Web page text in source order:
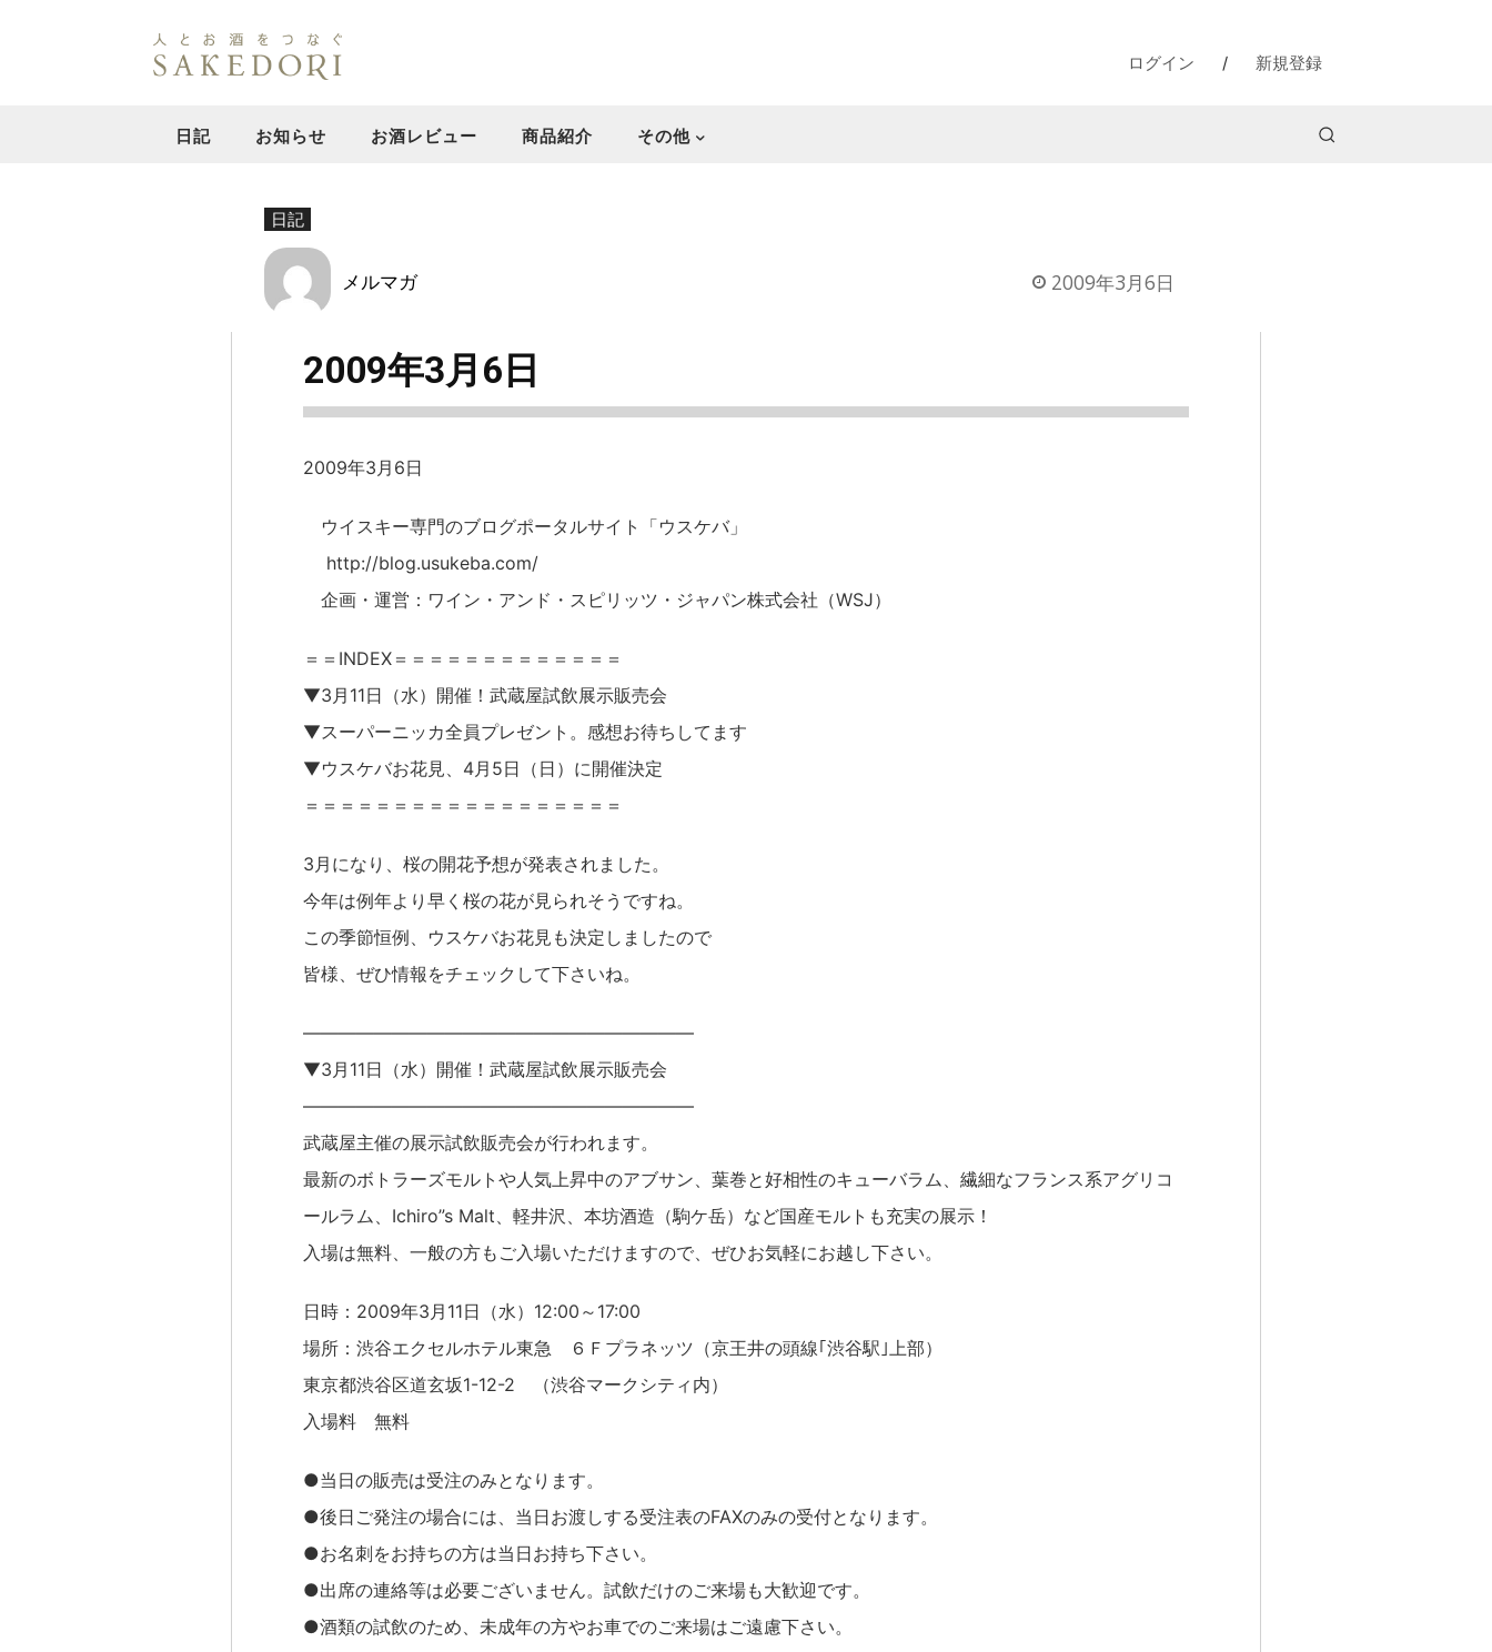
ログイン / 新規登録
日記 お知らせ お酒レビュー 商品紹介 その他
日記
メルマガ 2009年3月6日
2009年3月6日
2009年3月6日
ウイスキー専門のブログポータルサイト「ウスケバ」
http://blog.usukeba.com/
企画・運営：ワイン・アンド・スピリッツ・ジャパン株式会社（WSJ）
＝＝INDEX＝＝＝＝＝＝＝＝＝＝＝＝＝
▼3月11日（水）開催！武蔵屋試飲展示販売会
▼スーパーニッカ全員プレゼント。感想お待ちしてます
▼ウスケバお花見、4月5日（日）に開催決定
＝＝＝＝＝＝＝＝＝＝＝＝＝＝＝＝＝＝
3月になり、桜の開花予想が発表されました。
今年は例年より早く桜の花が見られそうですね。
この季節恒例、ウスケバお花見も決定しましたので
皆様、ぜひ情報をチェックして下さいね。
——————————————————————
▼3月11日（水）開催！武蔵屋試飲展示販売会
——————————————————————
武蔵屋主催の展示試飲販売会が行われます。
最新のボトラーズモルトや人気上昇中のアブサン、葉巻と好相性のキューバラム、繊細なフランス系アグリコ
ールラム、Ichiro”s Malt、軽井沢、本坊酒造（駒ケ岳）など国産モルトも充実の展示！
入場は無料、一般の方もご入場いただけますので、ぜひお気軽にお越し下さい。
日時：2009年3月11日（水）12:00～17:00
場所：渋谷エクセルホテル東急 ６Ｆプラネッツ（京王井の頭線｢渋谷駅｣上部）
東京都渋谷区道玄坂1-12-2 （渋谷マークシティ内）
入場料 無料
●当日の販売は受注のみとなります。
●後日ご発注の場合には、当日お渡しする受注表のFAXのみの受付となります。
●お名刺をお持ちの方は当日お持ち下さい。
●出席の連絡等は必要ございません。試飲だけのご来場も大歓迎です。
●酒類の試飲のため、未成年の方やお車でのご来場はご遠慮下さい。